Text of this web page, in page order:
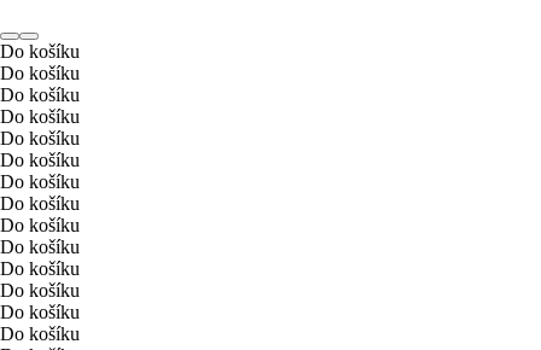
Do košíku
Do košíku
Do košíku
Do košíku
Do košíku
Do košíku
Do košíku
Do košíku
Do košíku
Do košíku
Do košíku
Do košíku
Do košíku
Do košíku